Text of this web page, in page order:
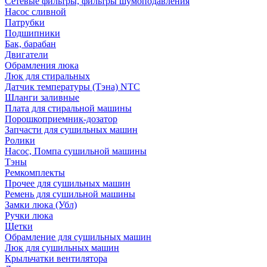
Насос сливной
Патрубки
Подшипники
Бак, барабан
Двигатели
Обрамления люка
Люк для стиральных
Датчик температуры (Тэна) NTC
Шланги заливные
Плата для стиральной машины
Порошкоприемник-дозатор
Запчасти для сушильных машин
Ролики
Насос, Помпа сушильной машины
Тэны
Ремкомплекты
Прочее для сушильных машин
Ремень для сушильной машины
Замки люка (Убл)
Ручки люка
Щетки
Обрамление для сушильных машин
Люк для сушильных машин
Крыльчатки вентилятора